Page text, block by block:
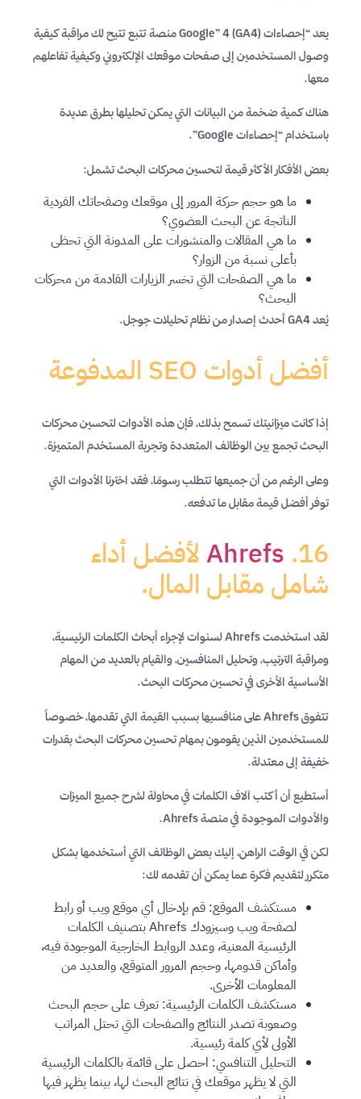
يعد “إحصاءات Google” 4 (GA4) منصة تتبع تتيح لك مراقبة كيفية
وصول المستخدمين إلى صفحات موقعك الإلكتروني وكيفية تفاعلهم
معها.
هناك كمية ضخمة من البيانات التي يمكن تحليلها بطرق عديدة
باستخدام “إحصاءات Google”.
بعض الأفكار الأكثر قيمة لتحسين محركات البحث تشمل:
ما هو حجم حركة المرور إلى موقعك وصفحاتك الفردية
الناتجة عن البحث العضوي؟
ما هي المقالات والمنشورات على المدونة التي تحظى
بأعلى نسبة من الزوار؟
ما هي الصفحات التي تخسر الزيارات القادمة من محركات
البحث؟
يُعد GA4 أحدث إصدار من نظام تحليلات جوجل.
أفضل أدوات SEO المدفوعة
إذا كانت ميزانيتك تسمح بذلك، فإن هذه الأدوات لتحسين محركات
البحث تجمع بين الوظائف المتعددة وتجربة المستخدم المتميزة.
وعلى الرغم من أن جميعها تتطلب رسومًا، فقد اخترنا الأدوات التي
توفر أفضل قيمة مقابل ما تدفعه.
16.
Ahrefsلأفضل أداء
شامل مقابل المال.
لقد استخدمت Ahrefs لسنوات لإجراء أبحاث الكلمات الرئيسية،
ومراقبة الترتيب، وتحليل المنافسين، والقيام بالعديد من المهام
الأساسية الأخرى في تحسين محركات البحث.
تتفوق Ahrefs على منافسيها بسبب القيمة التي تقدمها، خصوصاً
للمستخدمين الذين يقومون بمهام تحسين محركات البحث بقدرات
خفيفة إلى معتدلة.
أستطيع أن أكتب آلاف الكلمات في محاولة لشرح جميع الميزات
والأدوات الموجودة في منصة Ahrefs.
لكن في الوقت الراهن، إليك بعض الوظائف التي أستخدمها بشكل
متكرر لتقديم فكرة عما يمكن أن تقدمه لك:
مستكشف الموقع: قم بإدخال أي موقع ويب أو رابط
لصفحة ويب وسيزودك Ahrefs بتصنيف الكلمات
الرئيسية المعنية، وعدد الروابط الخارجية الموجودة فيه،
وأماكن قدومها، وحجم المرور المتوقع، والعديد من
المعلومات الأخرى.
مستكشف الكلمات الرئيسية: تعرف على حجم البحث
وصعوبة تصدر النتائج والصفحات التي تحتل المراتب
الأولى لأي كلمة رئيسية.
التحليل التنافسي: احصل على قائمة بالكلمات الرئيسية
التي لا يظهر موقعك في نتائج البحث لها، بينما يظهر فيها